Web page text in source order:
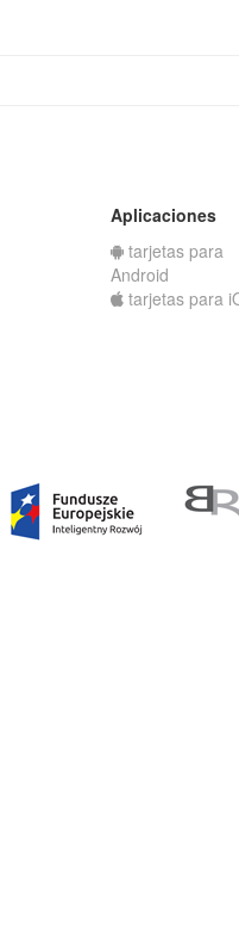
Aplicaciones
tarjetas para
Android
tarjetas para